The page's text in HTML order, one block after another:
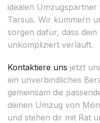
idealen
Tarsus. Wir kümmern
sorgen dafür, dass
unkompliziert verläuft.
Kontaktiere uns jetzt
ein unverbindliches
gemeinsam die
deinen Umzug von
und stehen dir mit Rat